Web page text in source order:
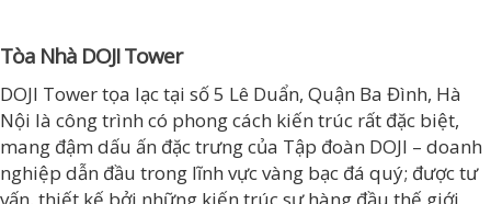
Tòa Nhà DOJI Tower
DOJI Tower tọa lạc tại số 5 Lê Duẩn, Quận Ba Đình, Hà
Nội là công trình có phong cách kiến trúc rất đặc biệt,
mang đậm dấu ấn đặc trưng của Tập đoàn DOJI – doanh
nghiệp dẫn đầu trong lĩnh vực vàng bạc đá quý; được tư